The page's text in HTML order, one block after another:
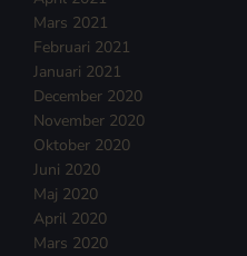
Mars 2021
Februari 2021
Januari 2021
December 2020
November 2020
Oktober 2020
Juni 2020
Maj 2020
April 2020
Mars 2020